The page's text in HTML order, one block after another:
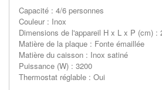
Capacité : 4/6 personnes
Couleur : Inox
Dimensions de l'appareil H x L x P (cm) :
Matière de la plaque : Fonte émaillée
Matière du caisson : Inox satiné
Puissance (W) : 3200
Thermostat réglable : Oui